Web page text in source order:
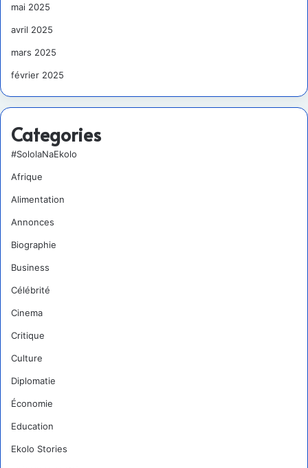
mai 2025
avril 2025
mars 2025
février 2025
Categories
#SololaNaEkolo
Afrique
Alimentation
Annonces
Biographie
Business
Célébrité
Cinema
Critique
Culture
Diplomatie
Économie
Education
Ekolo Stories